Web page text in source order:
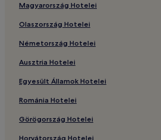
Magyarország Hotelei
Olaszország Hotelei
Németország Hotelei
Ausztria Hotelei
Egyesült Államok Hotelei
Románia Hotelei
Görögország Hotelei
Horvátország Hotelei